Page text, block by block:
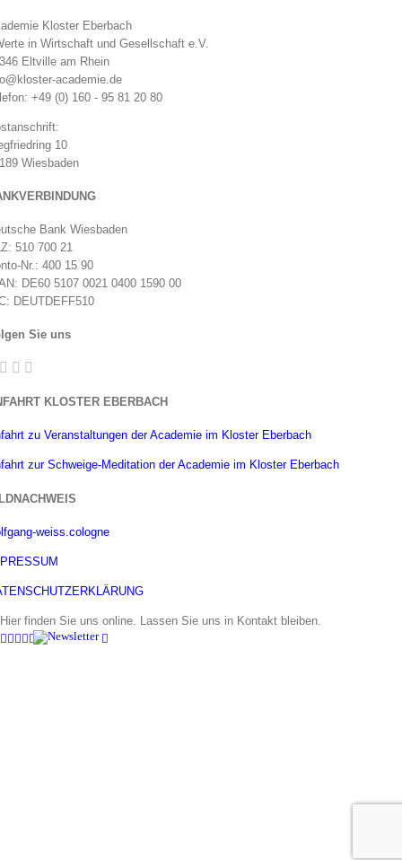
Kloster Eberbach
in Wirtschaft und Gesellschaft e.V.
Eltville am Rhein
academie.de
+49 (0) 160 - 95 81 20 80
10
Wiesbaden
Bank Wiesbaden
510 700 21
Nr.: 400 15 90
DE60 5107 0021 0400 1590 00
DEUTDEFF510
Sie uns
KLOSTER EBERBACH
zu Veranstaltungen der Academie im Kloster Eberbach
zur Schweige-Meditation der Academie im Kloster Eberbach
weiss.cologne
Hier finden Sie uns online. Lassen Sie uns in Kontakt bleiben.
LinkedIn
Xing
Facebook
Instagram
YouTube
Newsletter